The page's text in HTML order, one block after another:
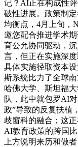
记？AI正在构成性
破性进展。政策制
均衡点，4月上旬，
邀您配合推进学术
育公允协同驱动，
言，但正在实施深
具体实施径取资本
斯系统比力了全球
哈佛大学、斯坦福
队，此中就包罗AI
政”导致的反复扶植
歧窗科的融合；这
AI教育政策的跨国
上方说明来历和做